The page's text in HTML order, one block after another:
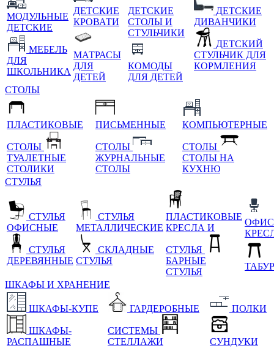
МОДУЛЬНЫЕ
ДЕТСКИЕ
МЕБЕЛЬ
ДЛЯ
ШКОЛЬНИКА
ДЕТСКИЕ
КРОВАТИ
МАТРАСЫ
ДЛЯ
ДЕТЕЙ
ДЕТСКИЕ
СТОЛЫ И
СТУЛЬЧИКИ
КОМОДЫ
ДЛЯ ДЕТЕЙ
ДЕТСКИЕ
ДИВАНЧИКИ
ДЕТСКИЙ
СТУЛЬЧИК ДЛЯ
КОРМЛЕНИЯ
СТОЛЫ
ПЛАСТИКОВЫЕ
СТОЛЫ
ТУАЛЕТНЫЕ
СТОЛИКИ
ПИСЬМЕННЫЕ
СТОЛЫ
ЖУРНАЛЬНЫЕ
СТОЛЫ
КОМПЬЮТЕРНЫЕ
СТОЛЫ
СТОЛЫ НА
КУХНЮ
СТУЛЬЯ
СТУЛЬЯ
ОФИСНЫЕ
СТУЛЬЯ
ДЕРЕВЯННЫЕ
СТУЛЬЯ
МЕТАЛЛИЧЕСКИЕ
СКЛАДНЫЕ
СТУЛЬЯ
ПЛАСТИКОВЫЕ
КРЕСЛА И
СТУЛЬЯ
БАРНЫЕ
СТУЛЬЯ
ШКАФЫ И ХРАНЕНИЕ
ШКАФЫ-КУПЕ
ШКАФЫ-
РАСПАШНЫЕ
ГАРДЕРОБНЫЕ
СИСТЕМЫ
СТЕЛЛАЖИ
ПОЛКИ
СУНДУКИ